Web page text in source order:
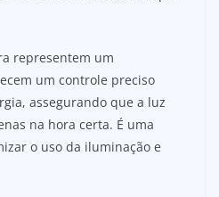
representem um
um controle preciso
assegurando que a luz
na hora certa. É uma
o uso da iluminação e